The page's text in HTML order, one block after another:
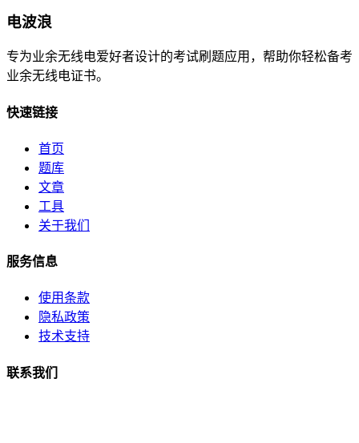
电波浪
专为业余无线电爱好者设计的考试刷题应用，帮助你轻松备考
业余无线电证书。
快速链接
首页
题库
文章
工具
关于我们
服务信息
使用条款
隐私政策
技术支持
联系我们